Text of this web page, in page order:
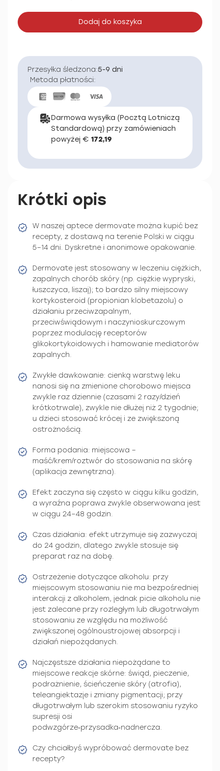
Dodaj do koszyka
Przesyłka śledzona:5-9 dni
Metoda płatności:
Darmowa wysyłka (Pocztą Lotniczą
Standardową) przy zamówieniach
powyżej € 172,19
Krótki opis
W naszej aptece dermovate można kupić bez
recepty, z dostawą na terenie Polski w ciągu
5–14 dni. Dyskretne i anonimowe opakowanie.
Dermovate jest stosowany w leczeniu ciężkich,
zapalnych chorób skóry (np. ciężkie wypryski,
łuszczyca, liszaj); to bardzo silny miejscowy
kortykosteroid (propionian klobetazolu) o
działaniu przeciwzapalnym,
przeciwświądowym i naczynioskurczowym
poprzez modulację receptorów
glikokortykoidowych i hamowanie mediatorów
zapalnych.
Zwykłe dawkowanie: cienką warstwę leku
nanosi się na zmienione chorobowo miejsca
zwykle raz dziennie (czasami 2 razy/dzień
krótkotrwale), zwykle nie dłużej niż 2 tygodnie;
u dzieci stosować krócej i ze zwiększoną
ostrożnością.
Forma podania: miejscowa –
maść/krem/roztwór do stosowania na skórę
(aplikacja zewnętrzna).
Efekt zaczyna się często w ciągu kilku godzin,
a wyraźna poprawa zwykle obserwowana jest
w ciągu 24–48 godzin.
Czas działania: efekt utrzymuje się zazwyczaj
do 24 godzin, dlatego zwykle stosuje się
preparat raz na dobę.
Ostrzeżenie dotyczące alkoholu: przy
miejscowym stosowaniu nie ma bezpośredniej
interakcji z alkoholem, jednak picie alkoholu nie
jest zalecane przy rozległym lub długotrwałym
stosowaniu ze względu na możliwość
zwiększonej ogólnoustrojowej absorpcji i
działań niepożądanych.
Najczęstsze działania niepożądane to
miejscowe reakcje skórne: świąd, pieczenie,
podrażnienie, ścieńczenie skóry (atrofia),
teleangiektazje i zmiany pigmentacji; przy
długotrwałym lub szerokim stosowaniu ryzyko
supresji osi
podwzgórze‑przysadka‑nadnercza.
Czy chciałbyś wypróbować dermovate bez
recepty?